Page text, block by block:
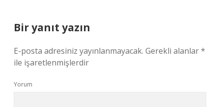
Bir yanıt yazın
E-posta adresiniz yayınlanmayacak. Gerekli alanlar*
ile işaretlenmişlerdir
Yorum